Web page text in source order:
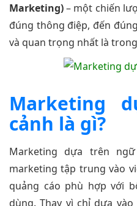
Marketing)– một chiến
đúng thông điệp, đến
và quan trọng nhất là
Marketing
cảnh là gì?
Marketing dựa trên
marketing tập trung vào
quảng cáo phù hợp với
dùng. Thay vì chỉ dựa